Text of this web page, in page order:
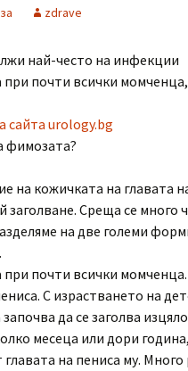
zdrave
най-често на инфекции
почти всички
сайта urology.bg
фимозата?
на кожичката на главата
заголване. Среща се много
на две големи
почти всички
С израстването на
да се заголва
месеца или дори
на пениса му.